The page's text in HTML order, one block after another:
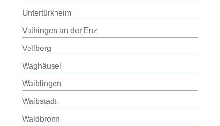
Untertürkheim
Vaihingen an der Enz
Vellberg
Waghäusel
Waiblingen
Waibstadt
Waldbronn